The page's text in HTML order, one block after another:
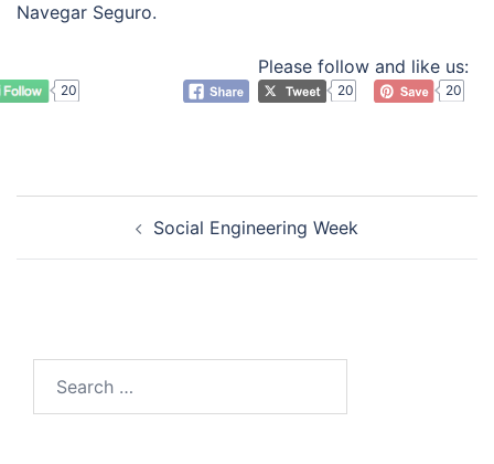
Navegar Seguro.
Please follow and like us:
20 20 20
navigation Social Engineering Week
for: